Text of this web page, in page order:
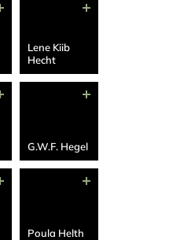
Lene Kiib
Hecht
G.W.F. Hegel
Poula Helth